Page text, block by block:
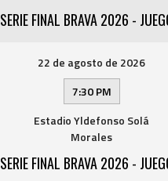
SERIE FINAL BRAVA 2026 -
22 de agosto de 2026
7:30 PM
Estadio Yldefonso Solá
Morales
SERIE FINAL BRAVA 2026 -